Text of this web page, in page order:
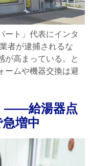
ート」代表にインタ
者が逮捕されるな
が高まっている。と
ームや機器交換は避
――給湯器点
増中